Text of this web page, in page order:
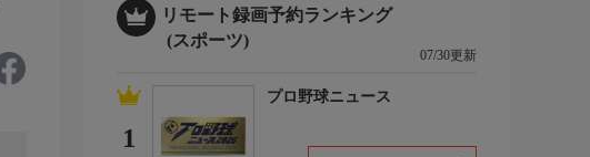
リモート録画予約ランキング
(スポーツ)
07/30更新
1
プロ野球ニュース